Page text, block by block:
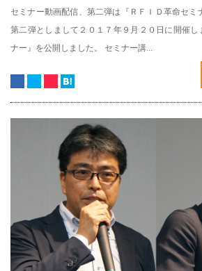
セミナー動画配信、第二弾は『ＲＦＩＤ革命セミ
第二弾としまして２０１７年９月２０日に開催し
ナー』を公開しました。 セミナー講...